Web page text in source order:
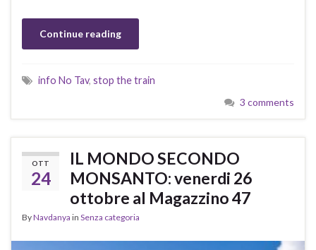
Continue reading
info No Tav, stop the train
3 comments
OTT
24
IL MONDO SECONDO
MONSANTO: venerdi 26
ottobre al Magazzino 47
ByNavdanya in Senza categoria